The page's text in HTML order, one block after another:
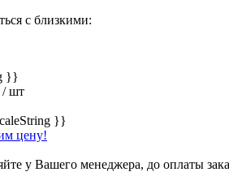
с близкими:
}}
/ шт
}}
цену!
у Вашего менеджера, до оплаты